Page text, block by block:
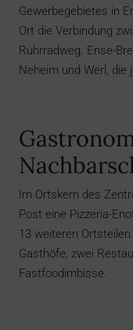
Gewerbegebietes in
Ort die Verbindung
Ruhrradweg. Ense-
Neheim und Werl,
Im Ortskern des
Post eine Pizzeria-
13 weiteren
Gasthöfe, zwei
Fastfoodimbisse.